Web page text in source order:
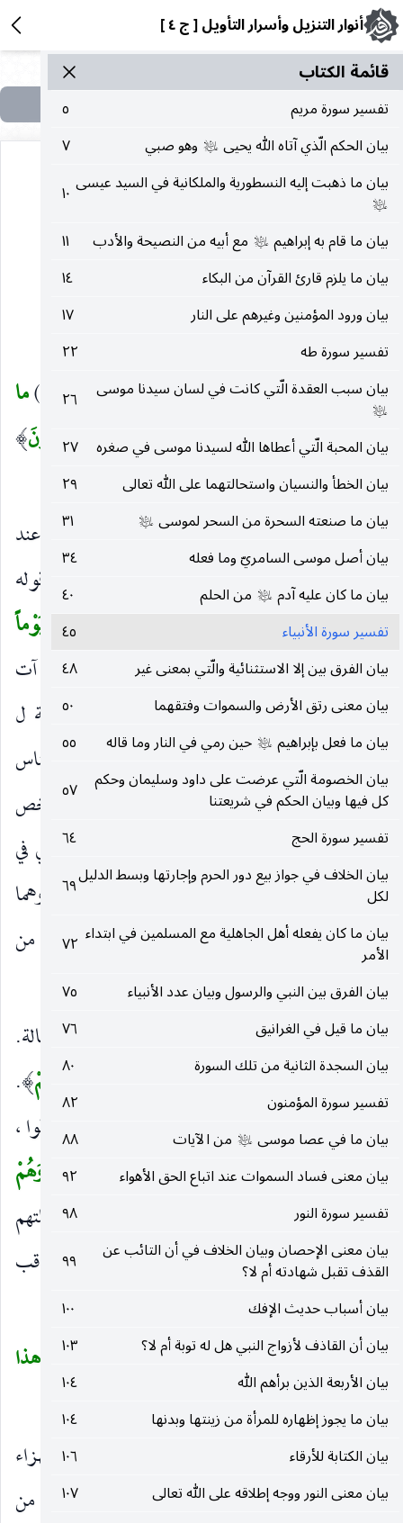
أنوار التنزيل وأسرار التأويل [ ج ٤ ]
قائمة الکتاب
تفسير سورة مريم
٥
بيان الحكم الّذي آتاه الله يحيى عليه‌السلام وهو صبي
٧
بيان ما ذهبت إليه النسطورية والملكانية في السيد عيسى
عليه‌السلام
١٠
بيان ما قام به إبراهيم عليه‌السلام مع أبيه من النصيحة والأدب
١١
بيان ما يلزم قارئ القرآن من البكاء
١٤
بيان ورود المؤمنين وغيرهم على النار
١٧
تفسير سورة طه
٢٢
بيان سبب العقدة الّتي كانت في لسان سيدنا موسى
عليه‌السلام
٢٦
بيان المحبة الّتي أعطاها الله لسيدنا موسى في صغره ٢٧
بيان الخطأ والنسيان واستحالتهما على الله تعالى
٢٩
بيان ما صنعته السحرة من السحر لموسى عليه‌السلام
٣١
بيان أصل موسى السامريّ وما فعله
٣٤
بيان ما كان عليه آدم عليه‌السلام من الحلم
٤٠
تفسير سورة الأنبياء
٤٥
بيان الفرق بين إلا الاستثنائية والّتي بمعنى غير
٤٨
بيان معنى رتق الأرض والسموات وفتقهما
٥٠
بيان ما فعل بإبراهيم عليه‌السلام حين رمي في النار وما قاله
٥٥
بيان الخصومة الّتي عرضت على داود وسليمان وحكم
كل فيها وبيان الحكم في شريعتنا
٥٧
تفسير سورة الحج
٦٤
بيان الخلاف في جواز بيع دور الحرم وإجارتها وبسط الدليل
لكل
٦٩
بيان ما كان يفعله أهل الجاهلية مع المسلمين في ابتداء
الأمر
٧٢
بيان الفرق بين النبي والرسول وبيان عدد الأنبياء
٧٥
بيان ما قيل في الغرانيق
٧٦
بيان السجدة الثانية من تلك السورة
٨٠
تفسير سورة المؤمنون
٨٢
بيان ما في عصا موسى عليه‌السلام من الآيات
٨٨
بيان معنى فساد السموات عند اتباع الحق الأهواء
٩٢
تفسير سورة النور
٩٨
بيان معنى الإحصان وبيان الخلاف في أن التائب عن
القذف تقبل شهادته أم لا؟
٩٩
بيان أسباب حديث الإفك
١٠٠
بيان أن القاذف لأزواج النبي هل له توبة أم لا؟
١٠٣
بيان الأربعة الذين برأهم الله
١٠٤
بيان ما يجوز إظهاره للمرأة من زينتها وبدنها
١٠٤
بيان الكتابة للأرقاء
١٠٦
بيان معنى النور ووجه إطلاقه على الله تعالى
١٠٧
(٢١) سورة الأنبياء
مكية وآيها مائة واثنتا عشرة آية
(اقْتَرَبَ لِلنَّاسِ حِسابُهُمْ وَهُمْ فِي غَفْلَةٍ مُعْرِضُونَ
ما
يَأْتِيهِمْ مِنْ ذِكْرٍ مِنْ رَبِّهِمْ مُحْدَثٍ إِلاَّ اسْتَمَعُوهُ وَهُمْ يَلْعَبُونَ)
(٢)
(اقْتَرَبَ لِلنَّاسِ حِسابُهُمْ)بالإضافة إلى ما مضى أو عند
الله لقوله تعالى : إِنَّهُمْ يَرَوْنَهُ بَعِيداًوَنَراهُ قَرِيباً وقوله
(وَيَسْتَعْجِلُونَكَ بِالْعَذابِ وَلَنْ يُخْلِفَ اللهُ وَعْدَهُ وَإِنَّ يَوْماً
عِنْدَ رَبِّكَ كَأَلْفِ سَنَةٍ مِمَّا تَعُدُّونَ)أو لأن كل ما هو آت
قريب وإنما البعيد ما انقرض ومضى ، واللام صلة ل
( اقْتَرَبَ )أو تأكيد للإضافة وأصله اقترب حساب الناس
ثم اقترب للناس الحساب ثم اقترب للناس حسابهم ، وخص
الناس بالكفار لتقييدهم بقوله :
وَهُمْ فِي غَفْلَةٍ)
أي في
غفلة عن الحساب. مُعْرِضُونَ عن التفكر فيه وهما
خبران للضمير ، ويجوز أن يكون الظرف حالا من
المستكن في (مُعْرِضُونَ )
.
(ما يَأْتِيهِمْ مِنْ ذِكْرٍ ينبههم عن سنة الغفلة والجهالة.
( مِنْ رَبِّهِمْ صفة ل ذِكْرٍ يَأْتِيهِمْ)
.
مُحْدَثٍ تنزيله ليكرر على أسماعهم التنبيه كي يتعظوا ،
وقرئ بالرفع حملا على المحل.(إِلَّا اسْتَمَعُوهُ وَهُمْ
يَلْعَبُونَ)يستهزئون به ويستسخرون منه لتناهي غفلتهم
وفرط إعراضهم عن النظر في الأمور والتفكر في العواقب
(وَهُمْ يَلْعَبُونَ)حال من الواو وكذلك :
(لاهِيَةً قُلُوبُهُمْ وَأَسَرُّوا النَّجْوَى الَّذِينَ ظَلَمُوا هَلْ هذا
إِلاَّ بَشَرٌ مِثْلُكُمْ أَفَتَأْتُونَ السِّحْرَ وَأَنْتُمْ تُبْصِرُونَ
(٣)
(لاهِيَةً قُلُوبُهُمْ
أي استمعوه جامعين بين الاستهزاء
والتلهي والذهول عن التفكر فيه ، ويجوز أن يكون من